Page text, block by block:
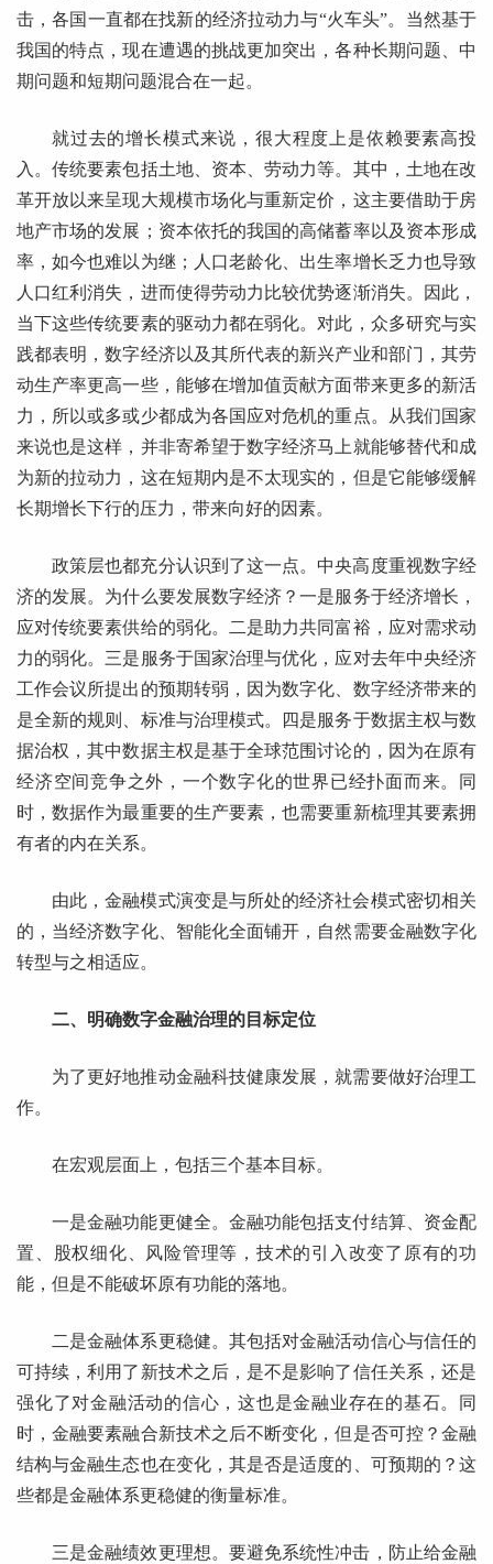
击，各国一直都在找新的经济拉动力与“火车头”。当然基于
我国的特点，现在遭遇的挑战更加突出，各种长期问题、中
期问题和短期问题混合在一起。
就过去的增长模式来说，很大程度上是依赖要素高投
入。传统要素包括土地、资本、劳动力等。其中，土地在改
革开放以来呈现大规模市场化与重新定价，这主要借助于房
地产市场的发展；资本依托的我国的高储蓄率以及资本形成
率，如今也难以为继；人口老龄化、出生率增长乏力也导致
人口红利消失，进而使得劳动力比较优势逐渐消失。因此，
当下这些传统要素的驱动力都在弱化。对此，众多研究与实
践都表明，数字经济以及其所代表的新兴产业和部门，其劳
动生产率更高一些，能够在增加值贡献方面带来更多的新活
力，所以或多或少都成为各国应对危机的重点。从我们国家
来说也是这样，并非寄希望于数字经济马上就能够替代和成
为新的拉动力，这在短期内是不太现实的，但是它能够缓解
长期增长下行的压力，带来向好的因素。
政策层也都充分认识到了这一点。中央高度重视数字经
济的发展。为什么要发展数字经济？一是服务于经济增长，
应对传统要素供给的弱化。二是助力共同富裕，应对需求动
力的弱化。三是服务于国家治理与优化，应对去年中央经济
工作会议所提出的预期转弱，因为数字化、数字经济带来的
是全新的规则、标准与治理模式。四是服务于数据主权与数
据治权，其中数据主权是基于全球范围讨论的，因为在原有
经济空间竞争之外，一个数字化的世界已经扑面而来。同
时，数据作为最重要的生产要素，也需要重新梳理其要素拥
有者的内在关系。
由此，金融模式演变是与所处的经济社会模式密切相关
的，当经济数字化、智能化全面铺开，自然需要金融数字化
转型与之相适应。
二、明确数字金融治理的目标定位
为了更好地推动金融科技健康发展，就需要做好治理工
作。
在宏观层面上，包括三个基本目标。
一是金融功能更健全。金融功能包括支付结算、资金配
置、股权细化、风险管理等，技术的引入改变了原有的功
能，但是不能破坏原有功能的落地。
二是金融体系更稳健。其包括对金融活动信心与信任的
可持续，利用了新技术之后，是不是影响了信任关系，还是
强化了对金融活动的信心，这也是金融业存在的基石。同
时，金融要素融合新技术之后不断变化，但是否可控？金融
结构与金融生态也在变化，其是否是适度的、可预期的？这
些都是金融体系更稳健的衡量标准。
三是金融绩效更理想。要避免系统性冲击，防止给金融